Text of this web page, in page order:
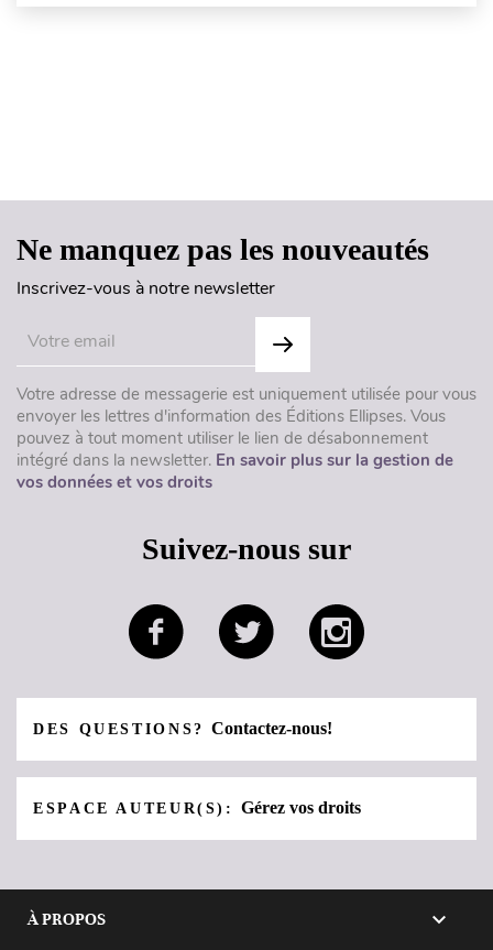
Ne manquez pas les nouveautés
Inscrivez-vous à notre newsletter
Votre adresse de messagerie est uniquement utilisée pour vous
envoyer les lettres d'information des Éditions Ellipses. Vous
pouvez à tout moment utiliser le lien de désabonnement
intégré dans la newsletter. En savoir plus sur la gestion de
vos données et vos droits
Suivez-nous sur
DES QUESTIONS?Contactez-nous!
ESPACE AUTEUR(S):Gérez vos droits
À PROPOS 